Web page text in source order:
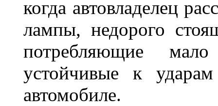
когда автовладелец
лампы, недорого
потребляющие
устойчивые к
автомобиле.